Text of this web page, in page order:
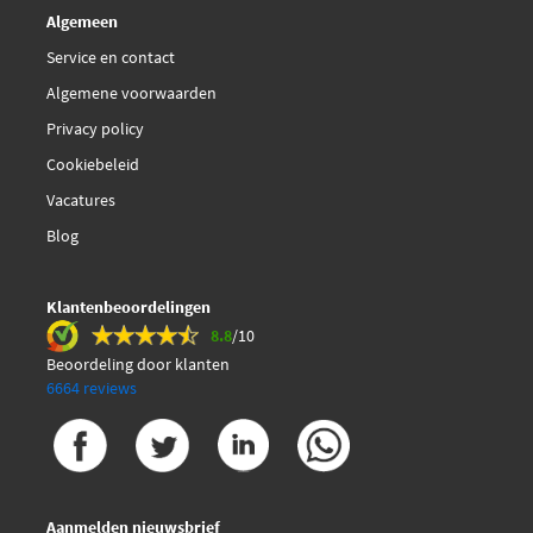
Budweg Caliper 343720
Budweg Caliper 343721
Budweg Caliper 344274
Budweg Caliper 344276
Budweg Caliper 344277
Budweg Caliper 344860
Algemeen
Service en contact
Algemene voorwaarden
Privacy policy
Cookiebeleid
Vacatures
Blog
Klantenbeoordelingen
8.8/10
Beoordeling door klanten
6664 reviews
Aanmelden nieuwsbrief